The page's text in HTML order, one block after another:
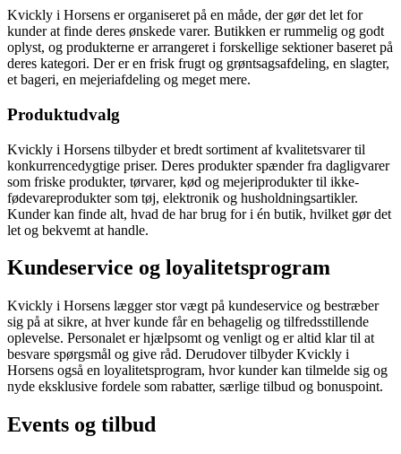
Kvickly i Horsens er organiseret på en måde, der gør det let for
kunder at finde deres ønskede varer. Butikken er rummelig og godt
oplyst, og produkterne er arrangeret i forskellige sektioner baseret på
deres kategori. Der er en frisk frugt og grøntsagsafdeling, en slagter,
et bageri, en mejeriafdeling og meget mere.
Produktudvalg
Kvickly i Horsens tilbyder et bredt sortiment af kvalitetsvarer til
konkurrencedygtige priser. Deres produkter spænder fra dagligvarer
som friske produkter, tørvarer, kød og mejeriprodukter til ikke-
fødevareprodukter som tøj, elektronik og husholdningsartikler.
Kunder kan finde alt, hvad de har brug for i én butik, hvilket gør det
let og bekvemt at handle.
Kundeservice og loyalitetsprogram
Kvickly i Horsens lægger stor vægt på kundeservice og bestræber
sig på at sikre, at hver kunde får en behagelig og tilfredsstillende
oplevelse. Personalet er hjælpsomt og venligt og er altid klar til at
besvare spørgsmål og give råd. Derudover tilbyder Kvickly i
Horsens også en loyalitetsprogram, hvor kunder kan tilmelde sig og
nyde eksklusive fordele som rabatter, særlige tilbud og bonuspoint.
Events og tilbud